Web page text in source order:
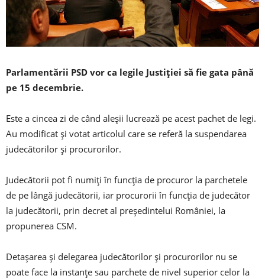
Parlamentării PSD vor ca legile Justiției să fie gata până
pe 15 decembrie.
Este a cincea zi de când aleșii lucrează pe acest pachet de legi.
Au modificat și votat articolul care se referă la suspendarea
judecătorilor și procurorilor.
Judecătorii pot fi numiți în funcția de procuror la parchetele
de pe lângă judecătorii, iar procurorii în funcția de judecător
la judecătorii, prin decret al președintelui României, la
propunerea CSM.
Detașarea și delegarea judecătorilor și procurorilor nu se
poate face la instanțe sau parchete de nivel superior celor la